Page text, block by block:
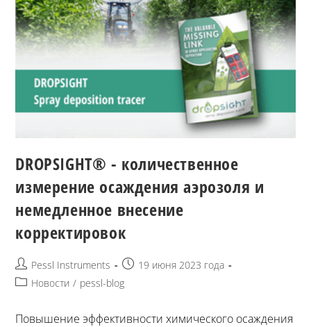
DROPSIGHT® - количественное
измерение осаждения аэрозоля и
немедленное внесение
корректировок
Pessl Instruments
19 июня 2023 года
Новости / pessl-blog
Повышение эффективности химического осаждения